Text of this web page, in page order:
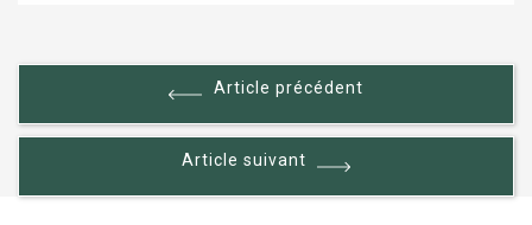
LIRE LA SUITEArticle précédent
Article suivant